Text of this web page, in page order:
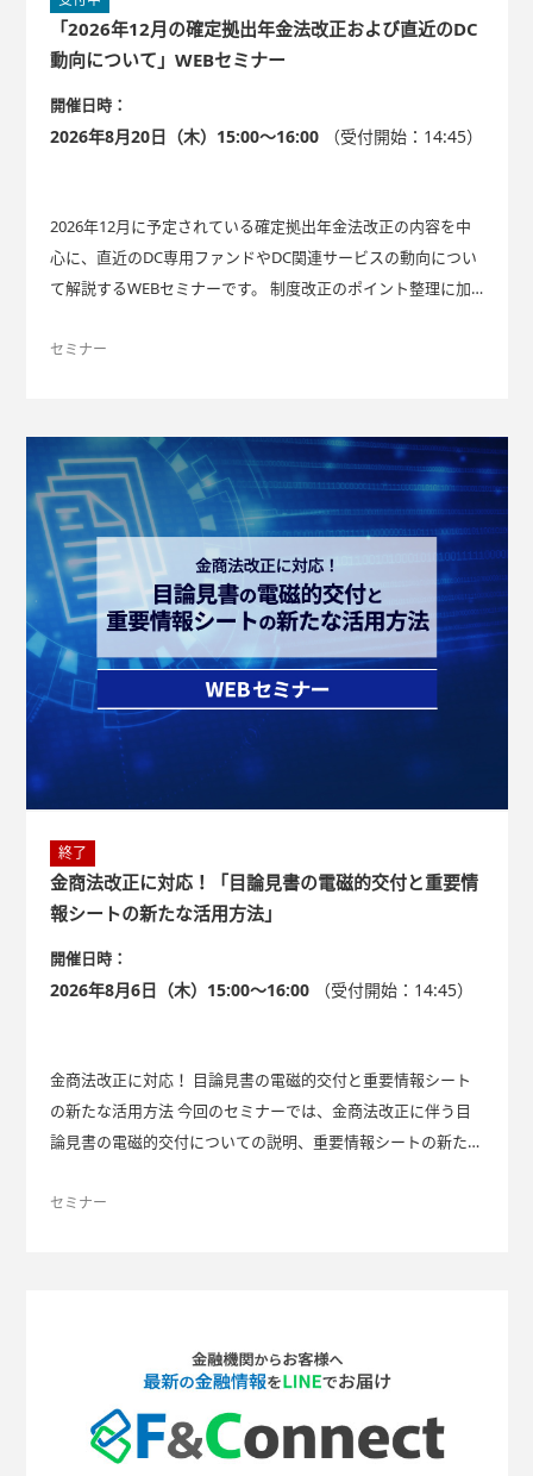
「2026年12月の確定拠出年金法改正および直近のDC
動向について」WEBセミナー
開催日時：
2026年8月20日（木）15:00～16:00 （受付開始：14:45）
2026年12月に予定されている確定拠出年金法改正の内容を中
心に、直近のDC専用ファンドやDC関連サービスの動向につい
て解説するWEBセミナーです。 制度改正のポイント整理に加
紹介し、 今後の実務検討に役立つ情報をご提供します。
セミナー
終了
金商法改正に対応！「目論見書の電磁的交付と重要情
報シートの新たな活用方法」
開催日時：
2026年8月6日（木）15:00～16:00 （受付開始：14:45）
金商法改正に対応！ 目論見書の電磁的交付と重要情報シート
の新たな活用方法 今回のセミナーでは、金商法改正に伴う目
論見書の電磁的交付についての説明、重要情報シートの新たな
の特長をお伝えします。 「重要情報シートPlus」サービス NT
ただいているサービスがさらに進化しました。 Plusされた3つ
実 視認性の大幅な向上
セミナー